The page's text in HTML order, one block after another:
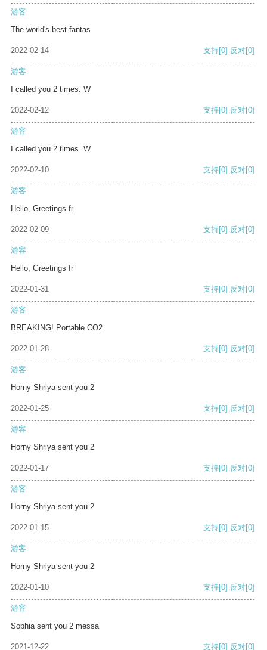
游客
The world's best fantas
2022-02-14 支持[0] 反对[0]
游客
I called you 2 times. W
2022-02-12 支持[0] 反对[0]
游客
I called you 2 times. W
2022-02-10 支持[0] 反对[0]
游客
Hello, Greetings fr
2022-02-09 支持[0] 反对[0]
游客
Hello, Greetings fr
2022-01-31 支持[0] 反对[0]
游客
BREAKING! Portable CO2
2022-01-28 支持[0] 反对[0]
游客
Horny Shriya sent you 2
2022-01-25 支持[0] 反对[0]
游客
Horny Shriya sent you 2
2022-01-17 支持[0] 反对[0]
游客
Horny Shriya sent you 2
2022-01-15 支持[0] 反对[0]
游客
Horny Shriya sent you 2
2022-01-10 支持[0] 反对[0]
游客
Sophia sent you 2 messa
2021-12-22 支持[0] 反对[0]